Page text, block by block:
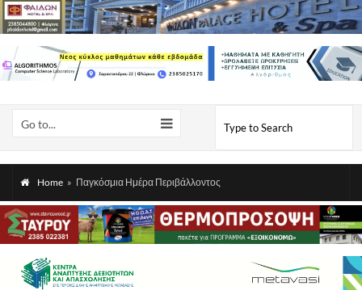
Go to...
Home » Παγκόσμια Ημέρα Περιβάλλοντος